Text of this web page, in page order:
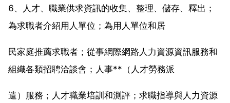
6、人才、職業供求資訊的收集、整理、儲存、釋出；
為求職者介紹用人單位；為用人單位和居
民家庭推薦求職者；從事網際網路人力資源資訊服務和
組織各類招聘洽談會；人事**（人才勞務派
遣）服務；人才職業培訓和測評；求職指導與人力資源